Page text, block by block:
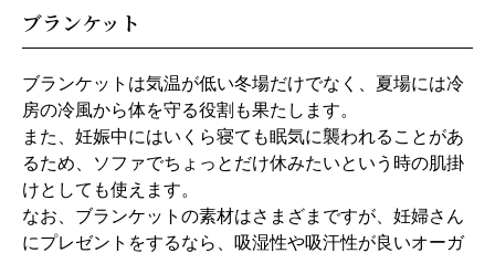
ブランケット
ブランケットは気温が低い冬場だけでなく、夏場には冷
房の冷風から体を守る役割も果たします。
また、妊娠中にはいくら寝ても眠気に襲われることがあ
るため、ソファでちょっとだけ休みたいという時の肌掛
けとしても使えます。
なお、ブランケットの素材はさまざまですが、妊婦さん
にプレゼントをするなら、吸湿性や吸汗性が良いオーガ